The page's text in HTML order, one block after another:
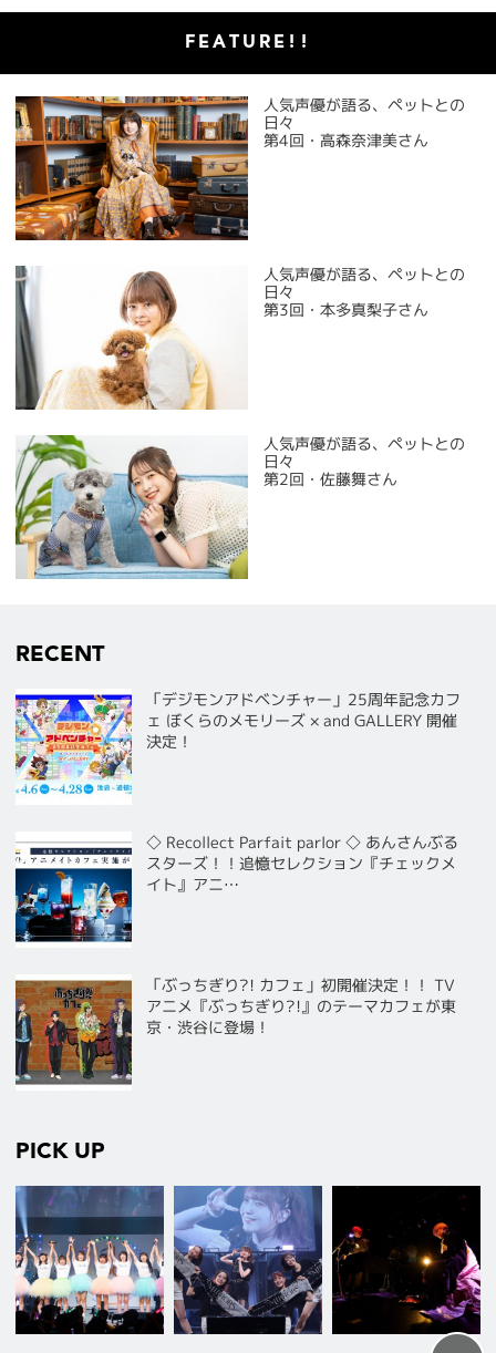
FEATURE!!
人気声優が語る、ペットとの
日々
第4回・高森奈津美さん
人気声優が語る、ペットとの
日々
第3回・本多真梨子さん
人気声優が語る、ペットとの
日々
第2回・佐藤舞さん
RECENT
「デジモンアドベンチャー」25周年記念カフ
ェ ぼくらのメモリーズ × and GALLERY 開催
決定！
◇ Recollect Parfait parlor ◇ あんさんぶる
スターズ！！追憶セレクション『チェックメ
イト』アニ…
「ぶっちぎり?! カフェ」初開催決定！！ TV
アニメ『ぶっちぎり?!』のテーマカフェが東
京・渋谷に登場！
PICK UP